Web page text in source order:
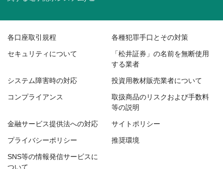
各口座取引規程 各種犯罪手口とその対策
セキュリティについて
「松井証券」の名前を無断使用
する業者
システム障害時の対応 投資用教材販売業者について
コンプライアンス
取扱商品のリスクおよび手数料
等の説明
金融サービス提供法への対応 サイトポリシー
プライバシーポリシー 推奨環境
SNS等の情報発信サービスに
ついて